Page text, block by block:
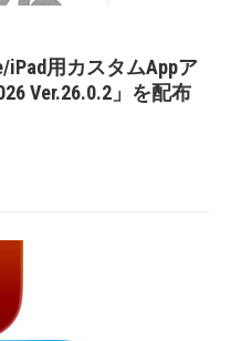
iPad用カスタムAppア
Ver.26.0.2」を配布